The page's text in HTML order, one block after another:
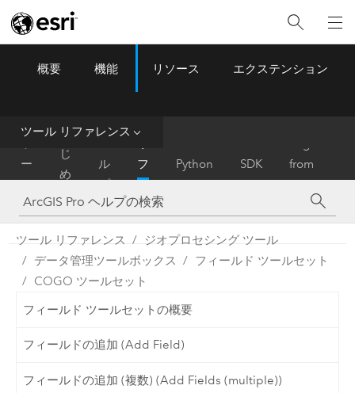
ArcGIS Pro Menu
概要 機能 リソース エクステンション
ツール リファレンス
ー
ム
は
じ
め
に
ル
プ
フ
ァ
レ
ン
ス
Python SDK
from
ArcMap
ツール リファレンス
ジオプロセシング ツール
データ管理ツールボックス
フィールド ツールセット
COGO ツールセット
フィールド ツールセットの概要
フィールドの追加 (Add Field)
フィールドの追加 (複数) (Add Fields (multiple))